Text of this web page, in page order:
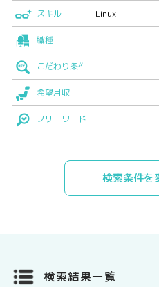
スキル Linux
職種
こだわり条件
希望月収
フリーワード
検索条件を
検索結果一覧